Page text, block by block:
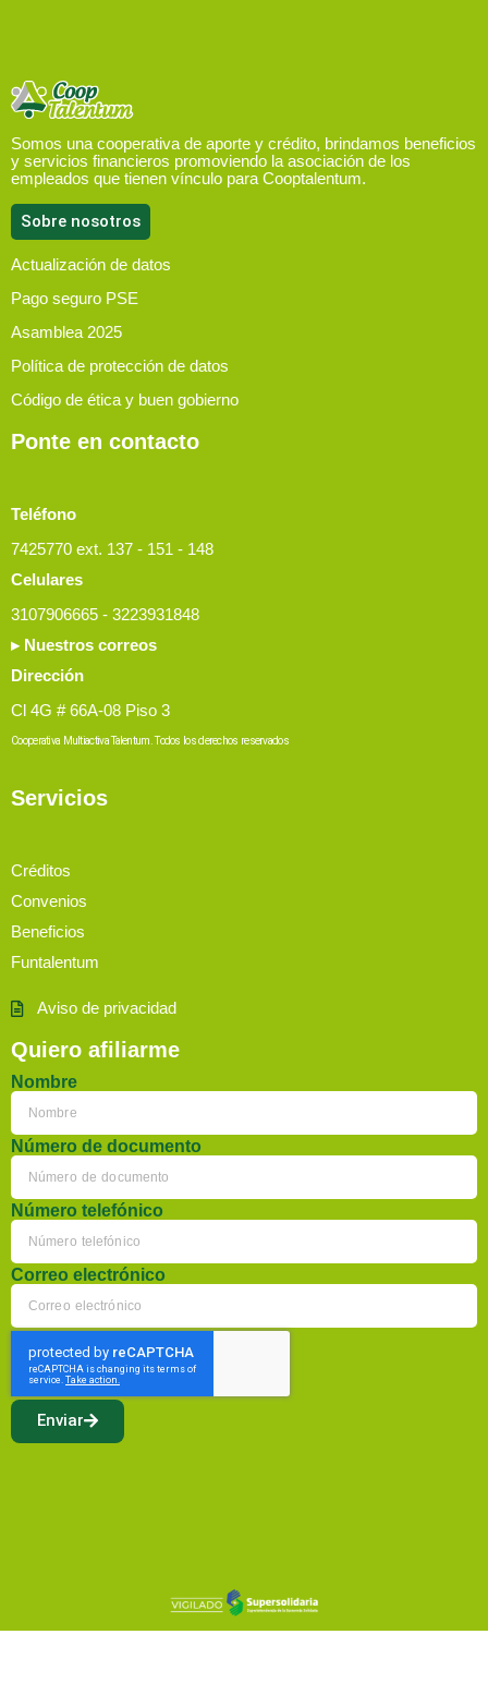
Somos una cooperativa de aporte y crédito, brindamos beneficios
y servicios financieros promoviendo la asociación de los
empleados que tienen vínculo para Cooptalentum.
Sobre nosotros
Actualización de datos
Pago seguro PSE
Asamblea 2025
Política de protección de datos
Código de ética y buen gobierno
Ponte en contacto
Teléfono
7425770 ext. 137 - 151 - 148
Celulares
3107906665 - 3223931848
▸ Nuestros correos
Dirección
Cl 4G # 66A-08 Piso 3
Cooperativa Multiactiva Talentum. Todos los derechos reservados
Servicios
Créditos
Convenios
Beneficios
Funtalentum
Aviso de privacidad
Quiero afiliarme
Nombre
Número de documento
Número telefónico
Correo electrónico
Enviar